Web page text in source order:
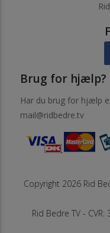
Brug for hjælp?
Har du brug for hjælp
mail@ridbedre.tv
Copyright 2026 Rid
Rid Bedre TV -